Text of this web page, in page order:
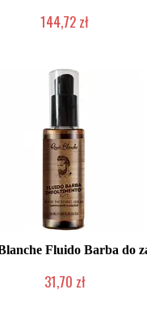
144,72 zł
Fluido Barba do
31,70 zł